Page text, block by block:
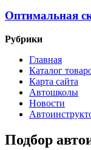
Оптимальная
Рубрики
Главная
Каталог
Карта сайта
Автошколы
Новости
Подбор